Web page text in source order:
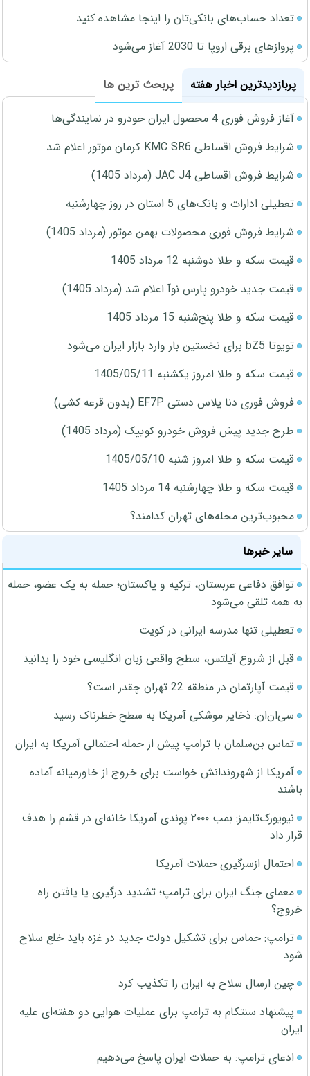
تعداد حساب‌های بانکی‌تان را اینجا مشاهده کنید
پروازهای برقی اروپا تا 2030 آغاز می‌شود
پربازدیدترین اخبار هفته
پربحث ترین ها
آغاز فروش فوری 4 محصول ایران خودرو در نمایندگی‌ها
شرایط فروش اقساطی KMC SR6 کرمان موتور اعلام شد
شرایط فروش اقساطی JAC J4 (مرداد 1405)
تعطیلی ادارات و بانک‌های 5 استان در روز چهارشنبه
شرایط فروش فوری محصولات بهمن موتور (مرداد 1405)
قیمت سکه و طلا دوشنبه 12 مرداد 1405
قیمت جدید خودرو پارس نوآ اعلام شد (مرداد 1405)
قیمت سکه و طلا پنج‌شنبه 15 مرداد 1405
تویوتا bZ5 برای نخستین بار وارد بازار ایران می‌شود
قیمت سکه و طلا امروز یکشنبه 1405/05/11
فروش فوری دنا پلاس دستی EF7P (بدون قرعه کشی)
طرح جدید پیش فروش خودرو کوییک (مرداد 1405)
قیمت سکه و طلا امروز شنبه 1405/05/10
قیمت سکه و طلا چهارشنبه 14 مرداد 1405
محبوب‌ترین محله‌های تهران کدامند؟
سایر خبرها
توافق دفاعی عربستان، ترکیه و پاکستان؛ حمله به یک عضو، حمله
به همه تلقی می‌شود
تعطیلی تنها مدرسه ایرانی در کویت
قبل از شروع آیلتس، سطح واقعی زبان انگلیسی خود را بدانید
قیمت آپارتمان در منطقه 22 تهران چقدر است؟
سی‌ان‌ان: ذخایر موشکی آمریکا به سطح خطرناک رسید
تماس بن‌سلمان با ترامپ پیش از حمله احتمالی آمریکا به ایران
آمریکا از شهروندانش خواست برای خروج از خاورمیانه آماده
باشند
نیویورک‌تایمز: بمب ۲۰۰۰ پوندی آمریکا خانه‌ای در قشم را هدف
قرار داد
احتمال ازسرگیری حملات آمریکا
معمای جنگ ایران برای ترامپ؛ تشدید درگیری یا یافتن راه
خروج؟
ترامپ: حماس برای تشکیل دولت جدید در غزه باید خلع سلاح
شود
چین ارسال سلاح به ایران را تکذیب کرد
پیشنهاد سنتکام به ترامپ برای عملیات هوایی دو هفته‌ای علیه
ایران
ادعای ترامپ: به حملات ایران پاسخ می‌دهیم